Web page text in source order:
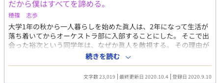
だから僕はすべてを諦める。
穂篠 志歩
大学1年の秋から一人暮らしを始めた眞人は、2年になって生活が
落ち着いてからオーケストラ部に入部することにした。 そこで出
会った裕次という同学年は、なぜか眞人を敵視する。 その理由が
知りたくてしつこく絡んでいたら、とある秘密を共有することに
なりそれを機に距離が縮まっていく。 その秘密は、お互いに同性
が恋愛対象なこと。 裕次に想い人がいることを相談され応援する
続きを読む
文字数 23,019 最終更新日 2020.10.4 登録日 2020.9.10